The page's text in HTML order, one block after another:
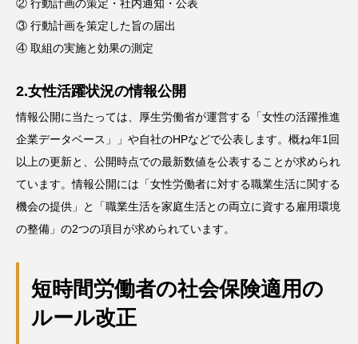
② 行動計画の策定・社内通知・公表
③ 行動計画を策定した旨の届出
④ 取組の実施と効果の測定
2.女性活躍状況の情報公開
情報公開に当たっては、厚生労働省が運営する「女性の活躍推進
企業データベース」」や自社のHPなどで公表します。概ね年1回
以上の更新と、公開時点での最新数値を公表することが求められ
ています。情報公開には「女性労働者に対する職業生活に関する
機会の提供」と「職業生活を家庭生活との両立に資する雇用環境
の整備」の2つの項目が求められています。
短時間労働者の社会保険適用の
ルール改正